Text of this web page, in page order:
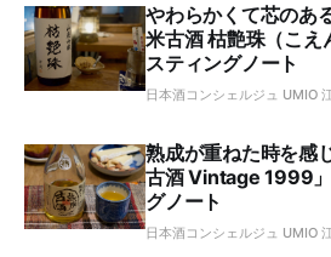
やわらかくて芯のあ
米古酒 枯艶珠（こえ
スティングノート
日本酒コンシェルジュ UMIO
熟成が重ねた時を感
古酒 Vintage 1999
グノート
日本酒コンシェルジュ UMIO